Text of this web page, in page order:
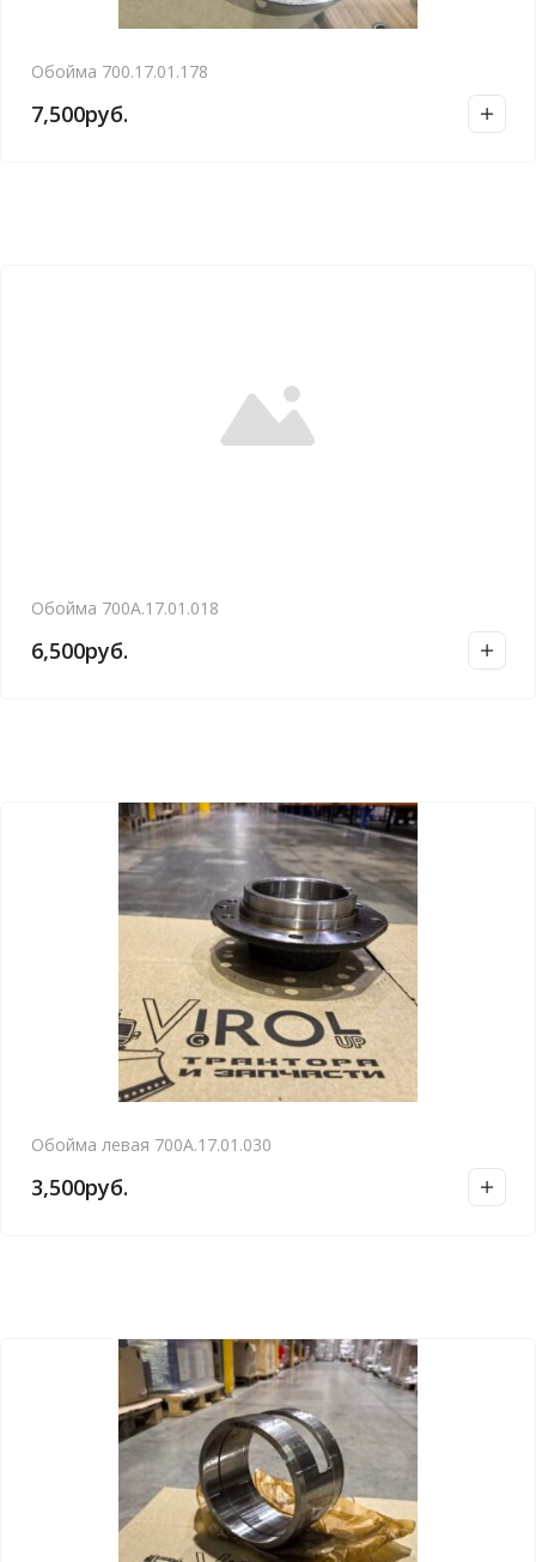
Обойма 700.17.01.178
7,500руб.
Обойма 700А.17.01.018
6,500руб.
Обойма левая 700А.17.01.030
3,500руб.